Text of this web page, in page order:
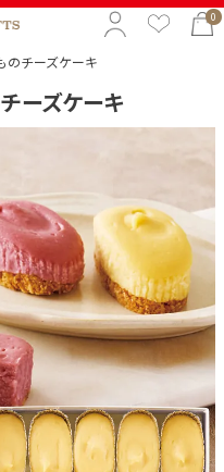
0
のチーズケーキ
ーズケーキ